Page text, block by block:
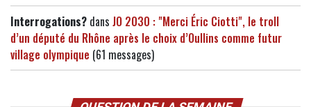
Interrogations? dans JO 2030 : "Merci Éric Ciotti", le troll
d’un député du Rhône après le choix d’Oullins comme futur
village olympique (61 messages)